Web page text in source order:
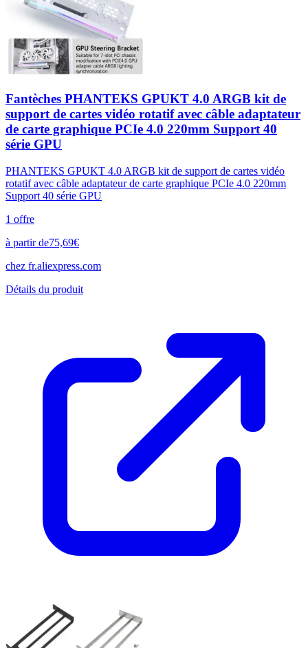
Fantèches PHANTEKS GPUKT 4.0 ARGB kit de
support de cartes vidéo rotatif avec câble adaptateur
de carte graphique PCIe 4.0 220mm Support 40
série GPU
PHANTEKS GPUKT 4.0 ARGB kit de support de cartes vidéo
rotatif avec câble adaptateur de carte graphique PCIe 4.0 220mm
Support 40 série GPU
1 offre
à partir de75,69€
chez fr.aliexpress.com
Détails du produit